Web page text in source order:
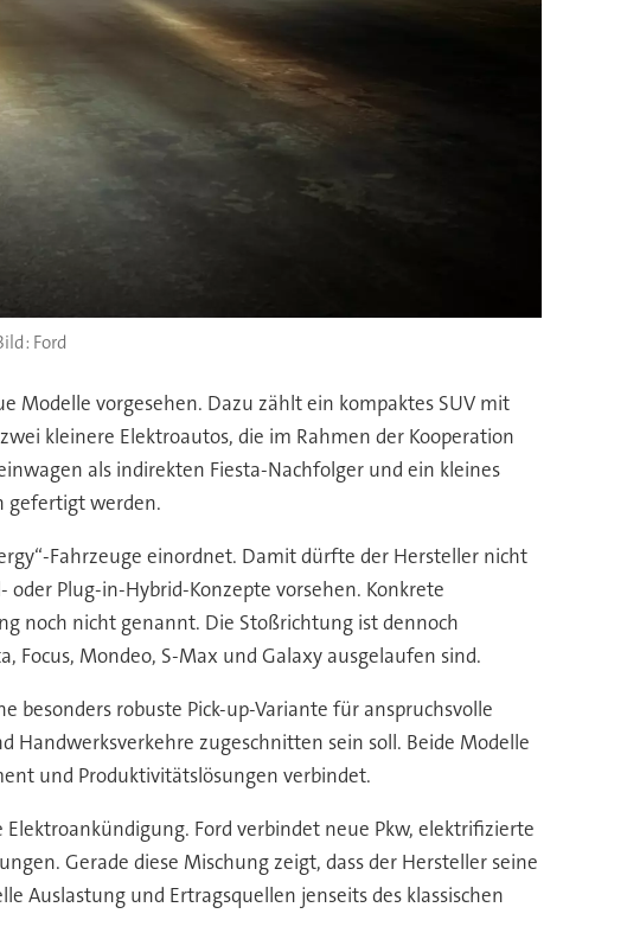
Ford
Modelle vorgesehen. Dazu zählt ein kompaktes SUV mit
kleinere Elektroautos, die im Rahmen der Kooperation
als indirekten Fiesta-Nachfolger und ein kleines
gefertigt werden.
Fahrzeuge einordnet. Damit dürfte der Hersteller nicht
Plug-in-Hybrid-Konzepte vorsehen. Konkrete
noch nicht genannt. Die Stoßrichtung ist dennoch
Focus, Mondeo, S-Max und Galaxy ausgelaufen sind.
besonders robuste Pick-up-Variante für anspruchsvolle
Handwerksverkehre zugeschnitten sein soll. Beide Modelle
und Produktivitätslösungen verbindet.
Ford verbindet neue Pkw, elektrifizierte
Gerade diese Mischung zeigt, dass der Hersteller seine
Auslastung und Ertragsquellen jenseits des klassischen